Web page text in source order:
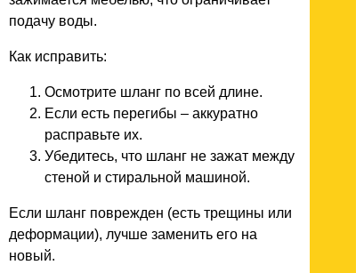
подачу воды.
Как исправить:
Осмотрите шланг по всей длине.
Если есть перегибы – аккуратно
расправьте их.
Убедитесь, что шланг не зажат между
стеной и стиральной машиной.
Если шланг поврежден (есть трещины или
деформации), лучше заменить его на
новый.